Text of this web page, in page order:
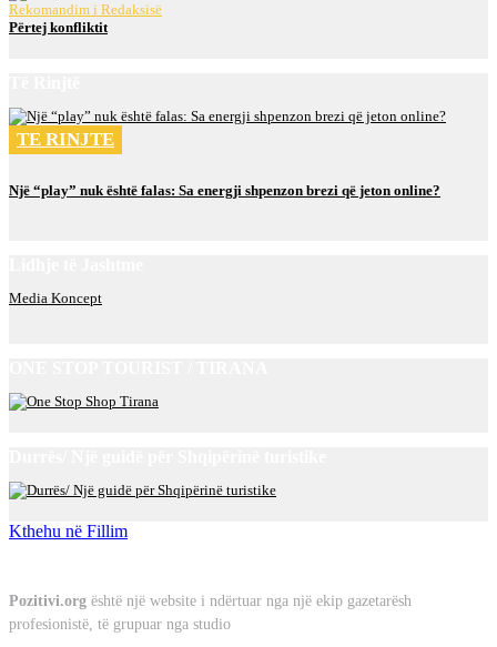
Rekomandim i Redaksisë
Përtej konfliktit
TE RINJTE
Një “play” nuk është falas: Sa energji shpenzon brezi që jeton online?
Media Koncept
Kthehu në Fillim
Pozitivi.org është një website i ndërtuar nga një ekip gazetarësh
profesionistë, të grupuar nga studio